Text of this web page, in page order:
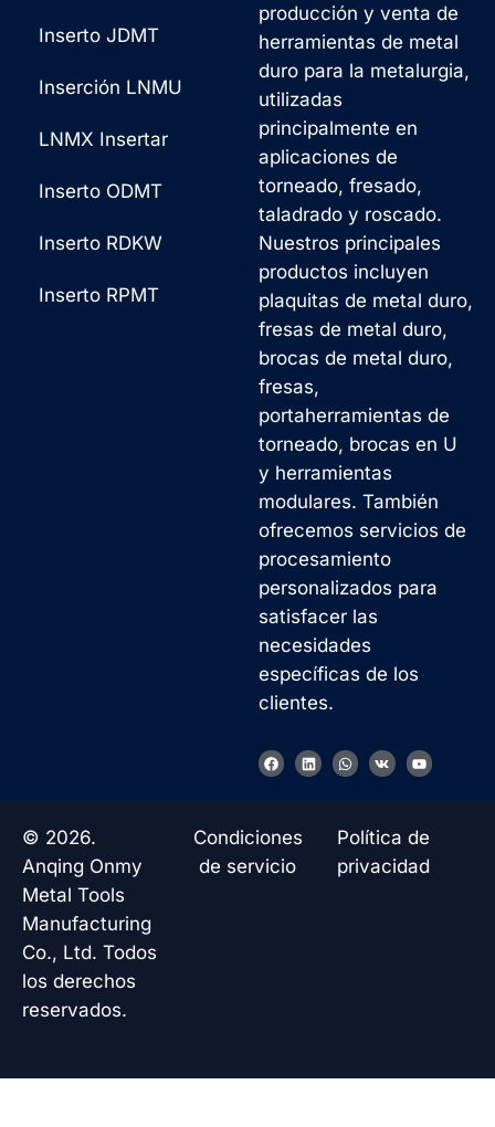
producción y venta de
herramientas de metal
duro para la metalurgia,
utilizadas
principalmente en
aplicaciones de
torneado, fresado,
taladrado y roscado.
Nuestros principales
productos incluyen
plaquitas de metal duro,
fresas de metal duro,
brocas de metal duro,
fresas,
portaherramientas de
torneado, brocas en U
y herramientas
modulares. También
ofrecemos servicios de
procesamiento
personalizados para
satisfacer las
necesidades
específicas de los
clientes.
F
a
o
L
i
W
h
a
p
V
k
Y
o
b
e
Inserto JDMT
Inserción LNMU
LNMX Insertar
Inserto ODMT
Inserto RDKW
Inserto RPMT
© 2026.
Anqing Onmy
Metal Tools
Manufacturing
Co., Ltd. Todos
los derechos
reservados.
Condiciones
de servicio
Política de
privacidad